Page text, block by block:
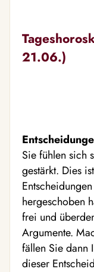
21.06.)
Sie fühlen sich
gestärkt. Dies
hergeschoben
frei und
Argumente.
fällen Sie dann
dieser